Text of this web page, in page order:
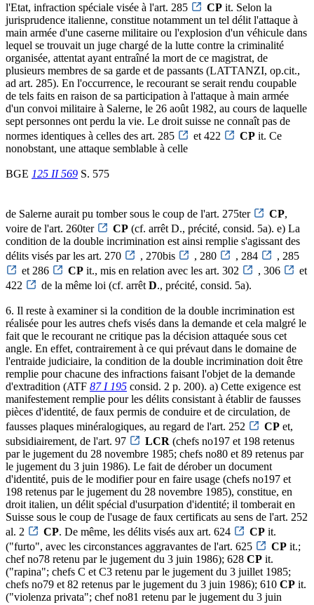
l'Etat, infraction spéciale visée à l'art. 285
CP it. Selon la
jurisprudence italienne, constitue notamment un tel délit l'attaque à
main armée d'une caserne militaire ou l'explosion d'un véhicule dans
lequel se trouvait un juge chargé de la lutte contre la criminalité
organisée, attentat ayant entraîné la mort de ce magistrat, de
plusieurs membres de sa garde et de passants (LATTANZI, op.cit.,
ad art. 285). En l'occurrence, le recourant se serait rendu coupable
de tels faits en raison de sa participation à l'attaque à main armée
d'un convoi militaire à Salerne, le 26 août 1982, au cours de laquelle
sept personnes ont perdu la vie. Le droit suisse ne connaît pas de
normes identiques à celles des art. 285
et 422 CP it. Ce
nonobstant, une attaque semblable à celle
BGE 125 II 569 S. 575
de Salerne aurait pu tomber sous le coup de l'art. 275ter CP,
voire de l'art. 260ter
CP (cf. arrêt D., précité, consid. 5a). e) La
condition de la double incrimination est ainsi remplie s'agissant des
délits visés par les art. 270
, 270bis , 280 , 284
, 285
et 286
CP it., mis en relation avec les art. 302 , 306
et
422
de la même loi (cf. arrêt D., précité, consid. 5a).
6. Il reste à examiner si la condition de la double incrimination est
réalisée pour les autres chefs visés dans la demande et cela malgré le
fait que le recourant ne critique pas la décision attaquée sous cet
angle. En effet, contrairement à ce qui prévaut dans le domaine de
l'entraide judiciaire, la condition de la double incrimination doit être
remplie pour chacune des infractions faisant l'objet de la demande
d'extradition (ATF 87 I 195 consid. 2 p. 200). a) Cette exigence est
manifestement remplie pour les délits consistant à établir de fausses
pièces d'identité, de faux permis de conduire et de circulation, de
fausses plaques minéralogiques, au regard de l'art. 252
CP et,
subsidiairement, de l'art. 97
LCR (chefs no197 et 198 retenus
par le jugement du 28 novembre 1985; chefs no80 et 89 retenus par
le jugement du 3 juin 1986). Le fait de dérober un document
d'identité, puis de le modifier pour en faire usage (chefs no197 et
198 retenus par le jugement du 28 novembre 1985), constitue, en
droit italien, un délit spécial d'usurpation d'identité; il tomberait en
Suisse sous le coup de l'usage de faux certificats au sens de l'art. 252
al. 2
CP. De même, les délits visés aux art. 624 CP it.
("furto", avec les circonstances aggravantes de l'art. 625
CP it.;
chef no78 retenu par le jugement du 3 juin 1986); 628 CP it.
("rapina"; chefs C et C3 retenu par le jugement du 3 juillet 1985;
chefs no79 et 82 retenus par le jugement du 3 juin 1986); 610 CP it.
("violenza privata"; chef no81 retenu par le jugement du 3 juin